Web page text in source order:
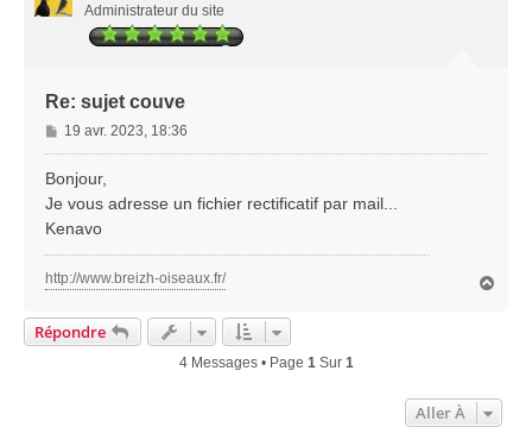
Administrateur du site
Re: sujet couve
M
e
a
g
e
19 avr. 2023, 18:36
Bonjour,
Je vous adresse un fichier rectificatif par mail...
Kenavo
http://www.breizh-oiseaux.fr/
Répondre
4 Messages • Page 1 Sur 1
Aller À